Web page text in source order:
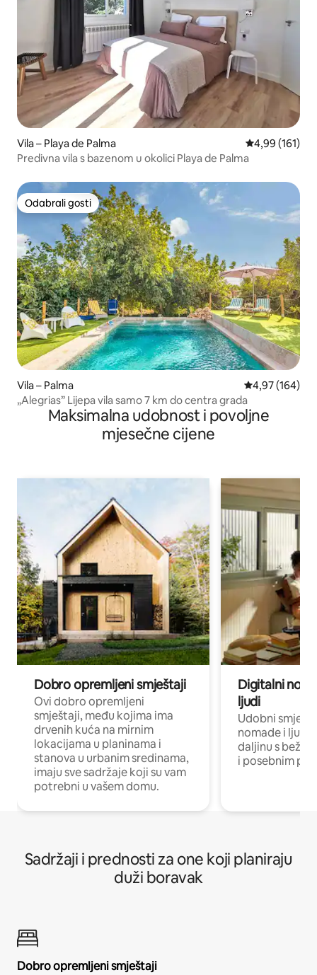
Vila – Playa de Palma Prosječna
4,99 (161)
Predivna vila s bazenom u okolici Playa de Palma
Odabrali gosti
Odabrali gosti
Vila – Palma Prosječna
4,97 (164)
„Alegrias” Lijepa vila samo 7 km do centra grada
Maksimalna udobnost i povoljne
mjesečne cijene
Dobro opremljeni smještaji
Ovi dobro opremljeni
smještaji, među kojima ima
drvenih kuća na mirnim
lokacijama u planinama i
stanova u urbanim sredinama,
imaju sve sadržaje koji su vam
potrebni u vašem domu.
Digitalni
ljudi
Udobni
nomade i ljude
daljinu s
i posebnim
Sadržaji i prednosti za one koji planiraju
duži boravak
Dobro opremljeni smještaji